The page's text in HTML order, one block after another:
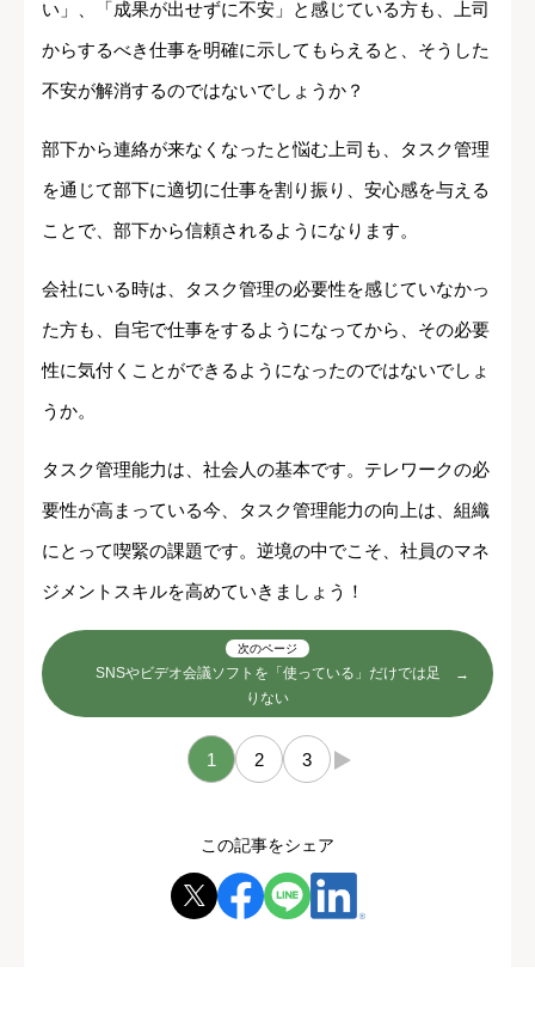
い」、「成果が出せずに不安」と感じている方も、上司
からするべき仕事を明確に示してもらえると、そうした
不安が解消するのではないでしょうか？
部下から連絡が来なくなったと悩む上司も、タスク管理
を通じて部下に適切に仕事を割り振り、安心感を与える
ことで、部下から信頼されるようになります。
会社にいる時は、タスク管理の必要性を感じていなかっ
た方も、自宅で仕事をするようになってから、その必要
性に気付くことができるようになったのではないでしょ
うか。
タスク管理能力は、社会人の基本です。テレワークの必
要性が高まっている今、タスク管理能力の向上は、組織
にとって喫緊の課題です。逆境の中でこそ、社員のマネ
ジメントスキルを高めていきましょう！
次のページ
SNSやビデオ会議ソフトを「使っている」だけでは足
りない
1 2 3 →
この記事をシェア